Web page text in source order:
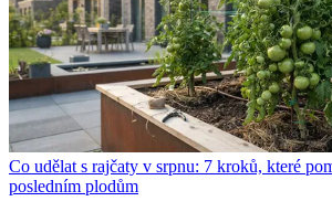
Co udělat s rajčaty v srpnu: 7 kroků, které
posledním plodům